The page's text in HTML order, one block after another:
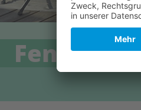
Fenster